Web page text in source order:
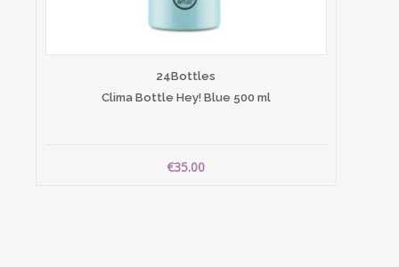
24Bottles
Clima Bottle Hey! Blue 500 ml
€35.00